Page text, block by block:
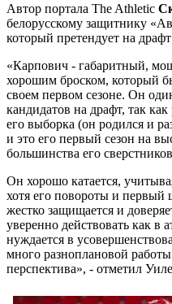
Автор портала The Athletic
белорусскому защитнику
который претендует на
«Карпович - габаритный,
хорошим броском, который
своем первом сезоне. Он
кандидатов на драфт, так
его выборка (он родился и
и это его первый сезон на
большинства его
Он хорошо катается,
хотя его повороты и
жестко защищается и
уверенно действовать как в
нуждается в
много разноплановой
перспектива», - отметил